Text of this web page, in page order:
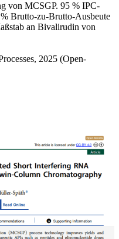
von MCSGP. 95 % IPC-
Brutto-zu-Brutto-Ausbeute
an Bivalirudin von
2025 (Open-